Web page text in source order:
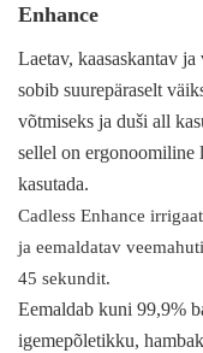
Enhance
Laetav, kaasaskantav
sobib suurepäraselt
võtmiseks ja duši all
sellel on ergonoomiline
kasutada.
Cadless Enhance
ja eemaldatav
45 sekundit.
Eemaldab kuni 99,9%
igemepõletikku,